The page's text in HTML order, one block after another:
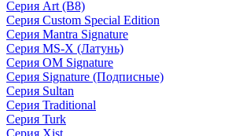
Серия Art (B8)
Серия Custom Special Edition
Серия Mantra Signature
Серия MS-X (Латунь)
Серия OM Signature
Серия Signature (Подписные)
Серия Sultan
Серия Traditional
Серия Turk
Серия Xist